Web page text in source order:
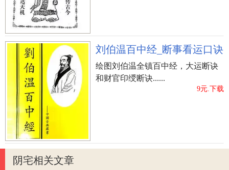
刘伯温百中经_断事看运口诀
绘图刘伯温全镇百中经，大运断诀
和财官印绶断诀......
9元.下载
阴宅相关文章